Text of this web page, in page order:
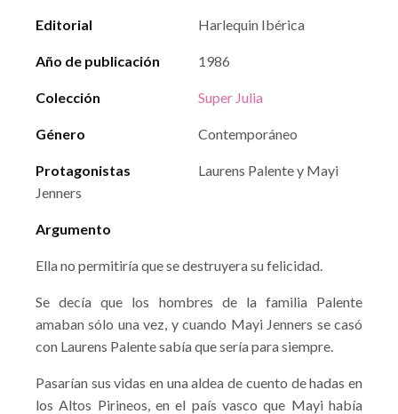
Editorial Harlequin Ibérica
Año de publicación 1986
Colección Super Julia
Género Contemporáneo
Protagonistas
Laurens Palente y Mayi
Jenners
Argumento
Ella no permitiría que se destruyera su felicidad.
Se decía que los hombres de la familia Palente
amaban sólo una vez, y cuando Mayi Jenners se casó
con Laurens Palente sabía que sería para siempre.
Pasarían sus vidas en una aldea de cuento de hadas en
los Altos Pirineos, en el país vasco que Mayi había